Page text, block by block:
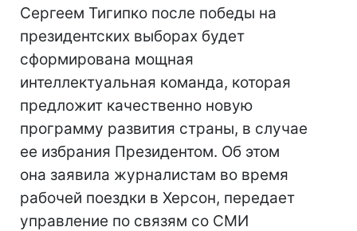
Сергеем Тигипко после победы на
президентских выборах будет
сформирована мощная
интеллектуальная команда, которая
предложит качественно новую
программу развития страны, в случае
ее избрания Президентом. Об этом
она заявила журналистам во время
рабочей поездки в Херсон, передает
управление по связям со СМИ